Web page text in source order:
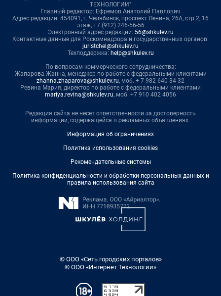
ТЕХНОЛОГИИ"
Главный редактор: Ефремов Анатолий Павлович
Адрес редакции: 454091, г. Челябинск, проспект Ленина, 26А, стр.2, 16
этаж, +7 (912) 246-56-56
Электронный адрес редакции: 56@shkulev.ru
Контактные данные для Роскомнадзора и государственных органов:
juristchel@shkulev.ru
Техподдержка: help@shkulev.ru
По вопросам коммерческого сотрудничества:
Жапарова Жанна, менеджер по работе с федеральными клиентами
zhanna.zhaparova@shkulev.ru, моб. + 7 982 640 34 32
Ревина Мария, директор по работе с федеральными клиентами
mariya.revina@shkulev.ru, моб. +7 910 402 4056
Редакция сайта не несет ответственности за достоверность
информации, содержащейся в рекламных объявлениях.
Информация об ограничениях
Политика использования cookies
Рекомендательные системы
Политика конфиденциальности и обработки персональных данных и
правила использования сайта
© ООО «Сеть городских порталов»
© ООО «Интернет Технологии»